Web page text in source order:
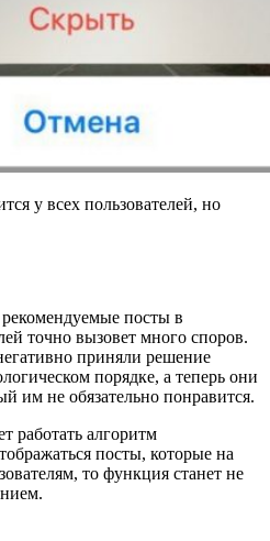
у всех пользователей, но
посты в
точно вызовет много споров.
приняли решение
порядке, а теперь они
им не обязательно понравится.
работать алгоритм
посты, которые на
то функция станет не